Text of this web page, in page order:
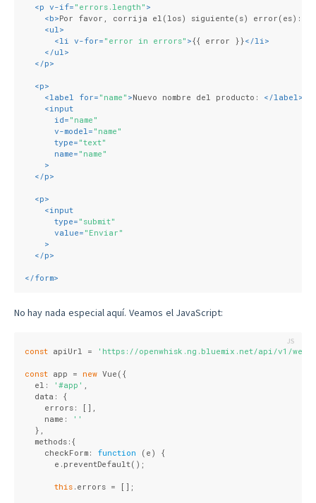
<p v-if= "errors.length" >
<b>Por favor, corrija el(los) siguiente(s) error(es):
<ul >
<li v-for= "error in errors" >{{ error }}</li >
</ul >
</p>
<p>
<label for= "name" >Nuevo nombre del producto: </label >
<input
id= "name"
v-model = "name"
type= "text"
name= "name"
    >
</p>
<p>
<input
type= "submit"
value= "Enviar"
    >
</p>
</form>
No hay nada especial aquí. Veamos el JavaScript:
const apiUrl = 'https://openwhisk.ng.bluemix.net/api/v1/web/
const app = new Vue({
  el:
'#app' ,
  data: {
    errors: [],
    name:
''
  },
  methods:{
    checkForm:
function ( e ) {
      e.preventDefault();
this .errors = [];